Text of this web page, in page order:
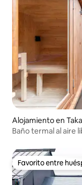
Alojamiento en
Baño termal al aire
Estacionamiento en
Favorito entre
Favorito entre